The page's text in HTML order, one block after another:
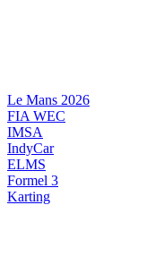
Le Mans 2026
FIA WEC
IMSA
IndyCar
ELMS
Formel 3
Karting